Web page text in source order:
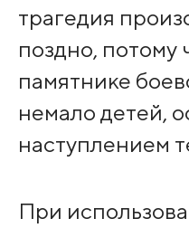
трагедия
поздно, потому
памятнике
немало детей,
наступлением
При